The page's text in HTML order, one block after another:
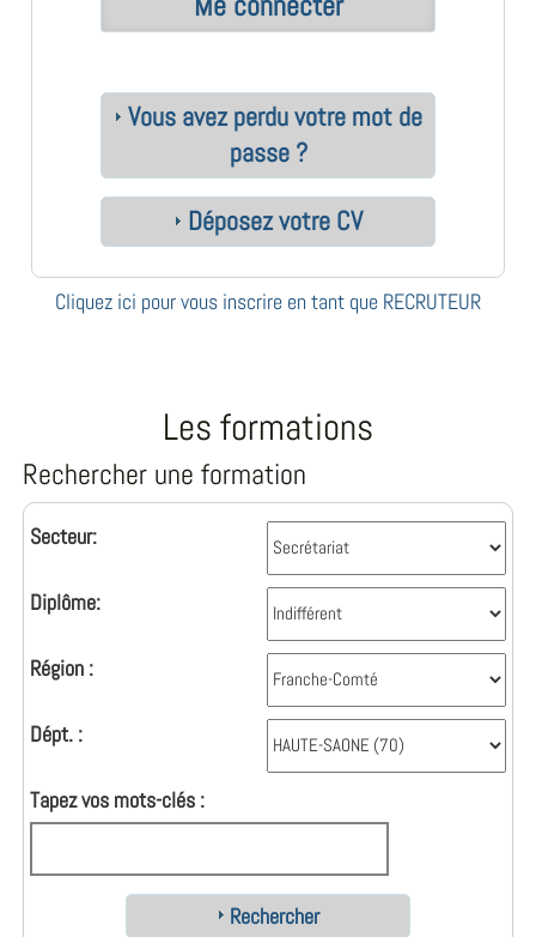
Vous avez perdu votre mot de
passe ?
Déposez votre CV
Cliquez ici pour vous inscrire en tant que RECRUTEUR
Les formations
Rechercher une formation
Secteur:
Diplôme:
Région :
Dépt. :
Tapez vos mots-clés :
Rechercher